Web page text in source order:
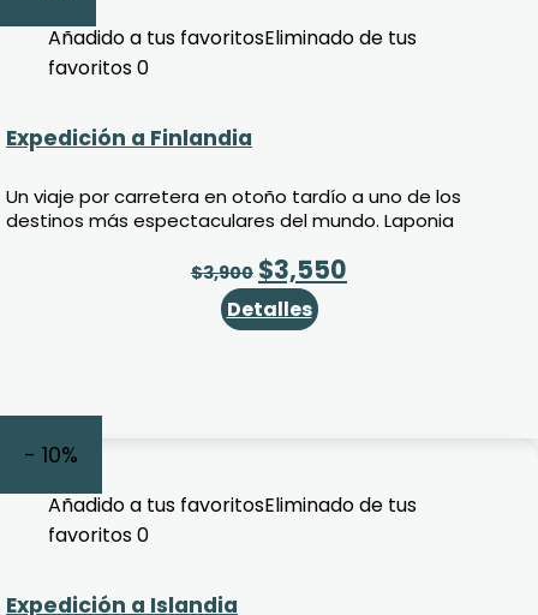
Añadido a tus favoritosEliminado de tus
favoritos0
Expedición a Finlandia
Un viaje por carretera en otoño tardío a uno de los
destinos más espectaculares del mundo. Laponia
$3,900 $3,550
Detalles
- 10%
Añadido a tus favoritosEliminado de tus
favoritos0
Expedición a Islandia